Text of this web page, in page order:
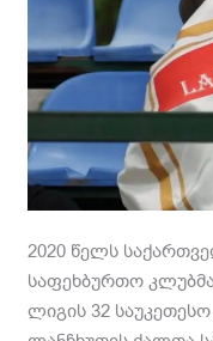
2020 წელს
საფეხბურთო
ლიგის 32